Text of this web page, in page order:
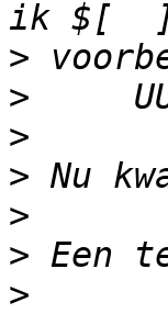
>
>
>
>
>
>
>